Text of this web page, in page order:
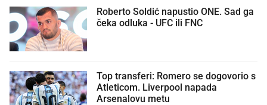
Roberto Soldić napustio ONE. Sad ga
čeka odluka - UFC ili FNC
Top transferi: Romero se dogovorio s
Atleticom. Liverpool napada
Arsenalovu metu